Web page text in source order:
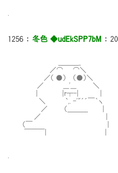
1256 ： 冬色 ◆udEkSPP7bM ：
／⌒ ⌒＼
／（ ●） （●）＼
／ ___'___ ＼
| |r┬-| | やる夫君はそ
＼ `,. -'"´´￣｀ヽ
／ （＿＿＿ |
／ |
（￣ |